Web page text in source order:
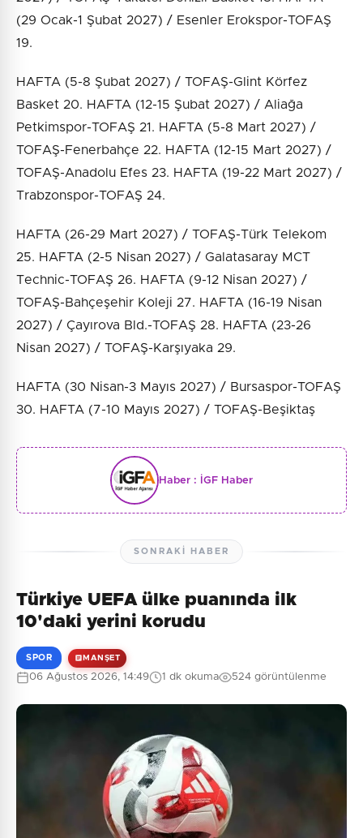
(29 Ocak-1 Şubat 2027) / Esenler Erokspor-TOFAŞ
19.
HAFTA (5-8 Şubat 2027) / TOFAŞ-Glint Körfez
Basket 20. HAFTA (12-15 Şubat 2027) / Aliağa
Petkimspor-TOFAŞ 21. HAFTA (5-8 Mart 2027) /
TOFAŞ-Fenerbahçe 22. HAFTA (12-15 Mart 2027) /
TOFAŞ-Anadolu Efes 23. HAFTA (19-22 Mart 2027) /
Trabzonspor-TOFAŞ 24.
HAFTA (26-29 Mart 2027) / TOFAŞ-Türk Telekom
25. HAFTA (2-5 Nisan 2027) / Galatasaray MCT
Technic-TOFAŞ 26. HAFTA (9-12 Nisan 2027) /
TOFAŞ-Bahçeşehir Koleji 27. HAFTA (16-19 Nisan
2027) / Çayırova Bld.-TOFAŞ 28. HAFTA (23-26
Nisan 2027) / TOFAŞ-Karşıyaka 29.
HAFTA (30 Nisan-3 Mayıs 2027) / Bursaspor-TOFAŞ
30. HAFTA (7-10 Mayıs 2027) / TOFAŞ-Beşiktaş
Haber : İGF Haber
SONRAKI HABER
Türkiye UEFA ülke puanında ilk
10'daki yerini korudu
SPOR MANŞET
06 Ağustos 2026, 14:49 1 dk okuma 524 görüntülenme